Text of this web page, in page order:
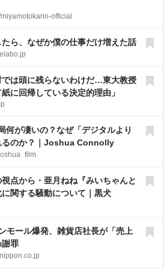
official
ら、なぜか僕の仕事だけ増えた話
では頭に残らないわけだ…東大教授
に回帰している決定的理由」
何が凄いの？なぜ「デジタルより
るのか？｜Joshua Connolly
点から・亜月ねね『みいちゃんと
関する騒動について｜黒犬
モール爆発、雑貨店社長が「売上
謝罪